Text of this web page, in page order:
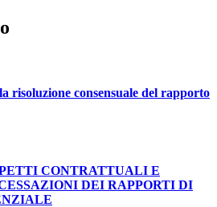
risoluzione consensuale del rapporto
CONTRATTUALI E
DEI RAPPORTI DI